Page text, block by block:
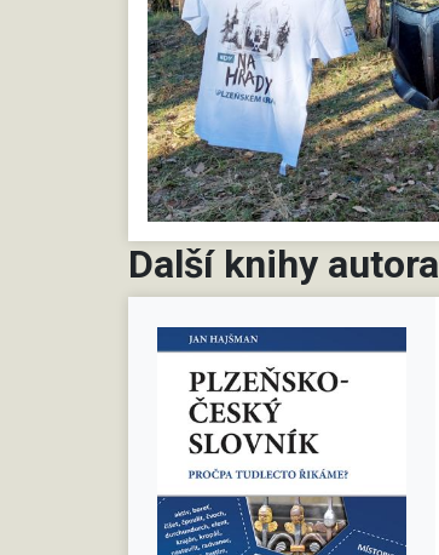
Další knihy autora